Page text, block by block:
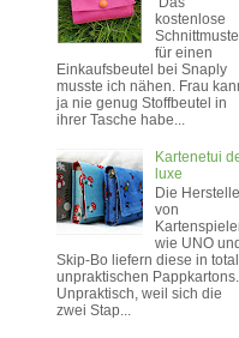
kostenlose
für einen
Einkaufsbeutel bei Snaply
musste ich nähen. Frau
ja nie genug Stoffbeutel in
ihrer Tasche habe...
Kartenetui
luxe
Die
von
wie UNO und
Skip-Bo liefern diese in total
unpraktischen Pappkartons.
Unpraktisch, weil sich die
zwei Stap...